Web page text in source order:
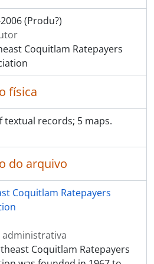
(Produ?)
Coquitlam Ratepayers
física
textual records; 5 maps.
do arquivo
Coquitlam Ratepayers
Coquitlam Ratepayers